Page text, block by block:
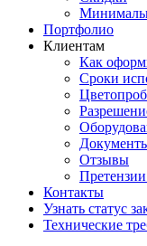
Портфолио
Клиентам
Как
Сроки
Отзывы
Претензии
Контакты
Узнать статус
Технические